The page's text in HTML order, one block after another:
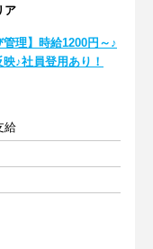
ア
管理】時給1200円～♪
♪社員登用あり！
給